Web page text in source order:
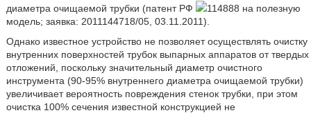
диаметра очищаемой трубки (патент РФ
114888 на полезную
модель; заявка: 2011144718/05, 03.11.2011).
Однако известное устройство не позволяет осуществлять очистку
внутренних поверхностей трубок выпарных аппаратов от твердых
отложений, поскольку значительный диаметр очистного
инструмента (90-95% внутреннего диаметра очищаемой трубки)
увеличивает вероятность повреждения стенок трубки, при этом
очистка 100% сечения известной конструкцией не